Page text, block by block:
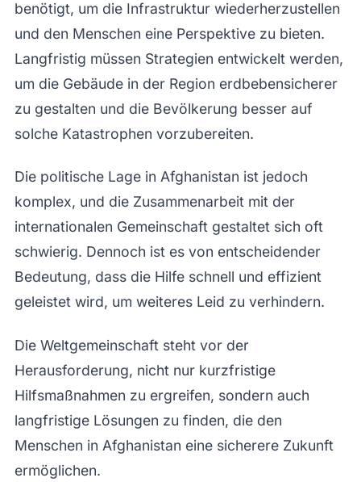
benötigt, um die Infrastruktur wiederherzustellen
und den Menschen eine Perspektive zu bieten.
Langfristig müssen Strategien entwickelt werden,
um die Gebäude in der Region erdbebensicherer
zu gestalten und die Bevölkerung besser auf
solche Katastrophen vorzubereiten.
Die politische Lage in Afghanistan ist jedoch
komplex, und die Zusammenarbeit mit der
internationalen Gemeinschaft gestaltet sich oft
schwierig. Dennoch ist es von entscheidender
Bedeutung, dass die Hilfe schnell und effizient
geleistet wird, um weiteres Leid zu verhindern.
Die Weltgemeinschaft steht vor der
Herausforderung, nicht nur kurzfristige
Hilfsmaßnahmen zu ergreifen, sondern auch
langfristige Lösungen zu finden, die den
Menschen in Afghanistan eine sicherere Zukunft
ermöglichen.